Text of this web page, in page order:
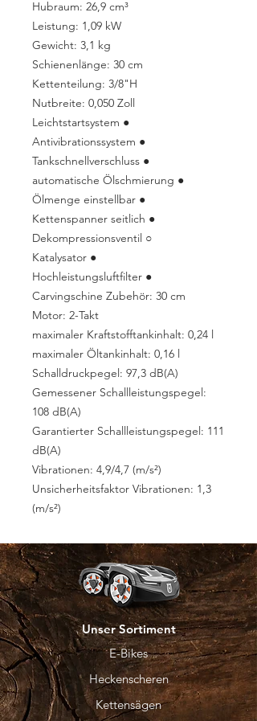
Hubraum: 26,9 cm³
Leistung: 1,09 kW
Gewicht: 3,1 kg
Schienenlänge: 30 cm
Kettenteilung: 3/8"H
Nutbreite: 0,050 Zoll
Leichtstartsystem ●
Antivibrationssystem ●
Tankschnellverschluss ●
automatische Ölschmierung ●
Ölmenge einstellbar ●
Kettenspanner seitlich ●
Dekompressionsventil ○
Katalysator ●
Hochleistungsluftfilter ●
Carvingschine Zubehör: 30 cm
Motor: 2-Takt
maximaler Kraftstofftankinhalt: 0,24 l
maximaler Öltankinhalt: 0,16 l
Schalldruckpegel: 97,3 dB(A)
Gemessener Schallleistungspegel:
108 dB(A)
Garantierter Schallleistungspegel: 111
dB(A)
Vibrationen: 4,9/4,7 (m/s²)
Unsicherheitsfaktor Vibrationen: 1,3
(m/s²)
Unser Sortiment
E-Bikes
Heckenscheren
Kettensägen